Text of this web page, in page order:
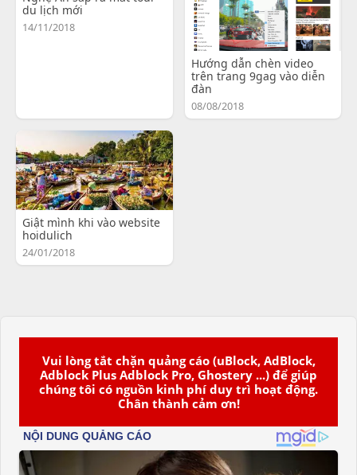
Vui lòng tắt chặn quảng cáo (uBlock, AdBlock,
Adblock Plus Adblock Pro, Ghostery ...) để giúp
chúng tôi có nguồn kinh phí duy trì hoạt động.
Chân thành cảm ơn!
du lịch mới
14/11/2018
Hướng dẫn chèn video
trên trang 9gag vào diễn
đàn
08/08/2018
Giật mình khi vào website
hoidulich
24/01/2018